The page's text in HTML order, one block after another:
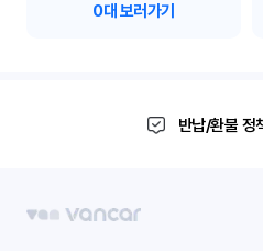
0대 보러가기
반납/환불 정